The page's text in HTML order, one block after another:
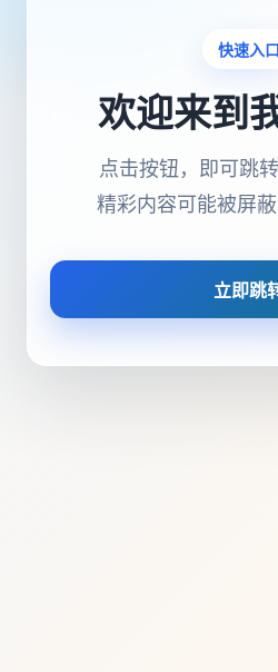
快速入口
欢迎来到
点击按钮，即可跳
精彩内容可能被屏
立即跳